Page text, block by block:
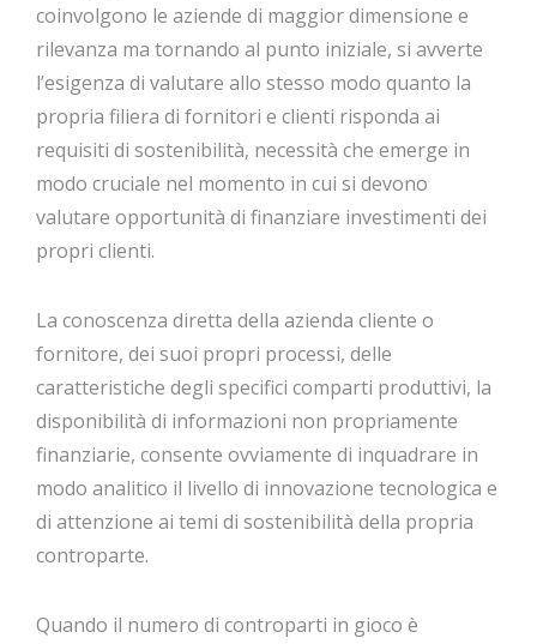
coinvolgono le aziende di maggior dimensione e
rilevanza ma tornando al punto iniziale, si avverte
l’esigenza di valutare allo stesso modo quanto la
propria filiera di fornitori e clienti risponda ai
requisiti di sostenibilità, necessità che emerge in
modo cruciale nel momento in cui si devono
valutare opportunità di finanziare investimenti dei
propri clienti.
La conoscenza diretta della azienda cliente o
fornitore, dei suoi propri processi, delle
caratteristiche degli specifici comparti produttivi, la
disponibilità di informazioni non propriamente
finanziarie, consente ovviamente di inquadrare in
modo analitico il livello di innovazione tecnologica e
di attenzione ai temi di sostenibilità della propria
controparte.
Quando il numero di controparti in gioco è